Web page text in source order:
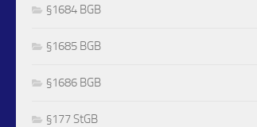
§1684 BGB
§1685 BGB
§1686 BGB
§177 StGB